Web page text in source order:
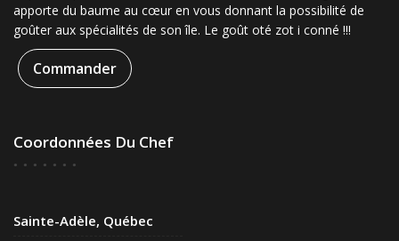
apporte du baume au cœur en vous donnant la possibilité de
goûter aux spécialités de son île. Le goût oté zot i conné !!!
Commander
Coordonnées Du Chef
Sainte-Adèle, Québec